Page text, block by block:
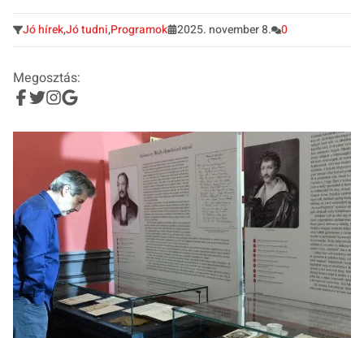
Jó hírek,Jó tudni,Programok 2025. november 8. 0
Megosztás: